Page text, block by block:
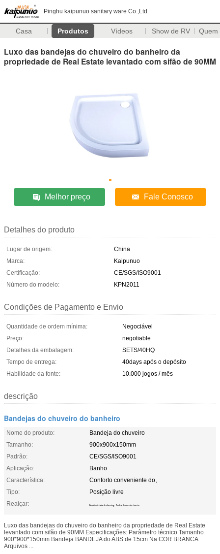
Pinghu kaipunuo sanitary ware Co.,Ltd.
Casa Produtos Vídeos Show de RV Quem
Luxo das bandejas do chuveiro do banheiro da
propriedade de Real Estate levantado com sifão de 90MM
Melhor preço Fale Conosco
Detalhes do produto
Lugar de origem:
China
Marca:
Kaipunuo
Certificação:
CE/SGS/ISO9001
Número do modelo:
KPN2011
Condições de Pagamento e Envio
Quantidade de ordem mínima:
Negociável
Preço:
negotiable
Detalhes da embalagem:
SETS/40HQ
Tempo de entrega:
40days após o depósito
Habilidade da fonte:
10.000 jogos / mês
descrição
Bandejas do chuveiro do banheiro
Nome do produto:
Bandeja do chuveiro
Tamanho:
900x900x150mm
Padrão:
CE/SGS/ISO9001
Aplicação:
Banho
Característica:
Conforto conveniente do、
Tipo:
Posição livre
Realçar:
Bandeja nivelada do chuveiro , Bandeja do cerco do chuveiro
Luxo das bandejas do chuveiro do banheiro da propriedade de Real Estate
levantado com sifão de 90MM Especificações: Parâmetro técnico Tamanho
900*900*150mm Bandeja BANDEJA do ABS de 15cm Na COR BRANCA
Arquivos ...